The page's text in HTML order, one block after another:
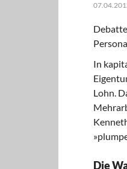
In
Lohn.
Die